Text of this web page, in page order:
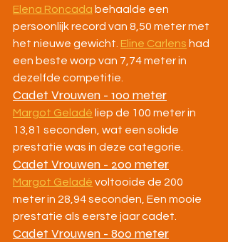
Elena Roncada behaalde een
persoonlijk record van 8,50 meter met
het nieuwe gewicht. Eline Carlens had
een beste worp van 7,74 meter in
dezelfde competitie.
Cadet Vrouwen - 100 meter
Margot Geladé liep de 100 meter in
13,81 seconden, wat een solide
prestatie was in deze categorie.
Cadet Vrouwen - 200 meter
Margot Geladé voltooide de 200
meter in 28,94 seconden, Een mooie
prestatie als eerste jaar cadet.
Cadet Vrouwen - 800 meter